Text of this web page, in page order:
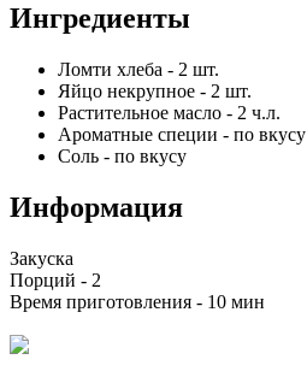
Ингредиенты
Ломти хлеба - 2 шт.
Яйцо некрупное - 2 шт.
Растительное масло - 2 ч.л.
Ароматные специи - по вкусу
Соль - по вкусу
Информация
Закуска
Порций - 2
Время приготовления - 10 мин